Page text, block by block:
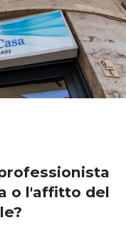
o l'affitto del